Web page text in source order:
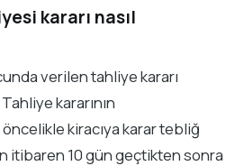
kararı nasıl
verilen tahliye kararı
kararının
kiracıya karar tebliğ
itibaren 10 gün geçtikten sonra